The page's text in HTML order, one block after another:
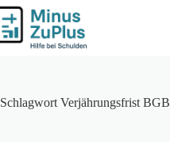
Zum
Inhalt
springen
Schlagwort Verjährungsfrist BGB